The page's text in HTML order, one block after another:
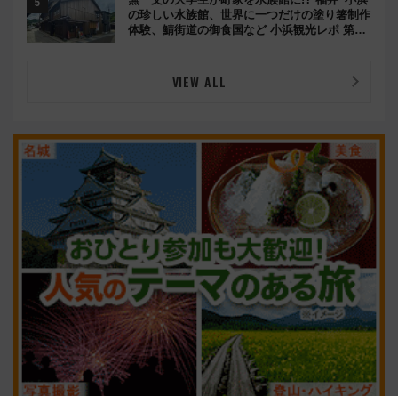
の珍しい水族館、世界に一つだけの塗り箸制作
体験、鯖街道の御食国など 小浜観光レポ 第2
VIEW ALL